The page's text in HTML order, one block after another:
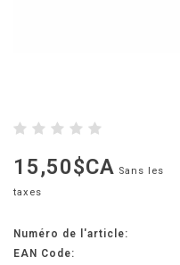
15,50$CA Sans les
taxes
Numéro de l'article:
EAN Code: